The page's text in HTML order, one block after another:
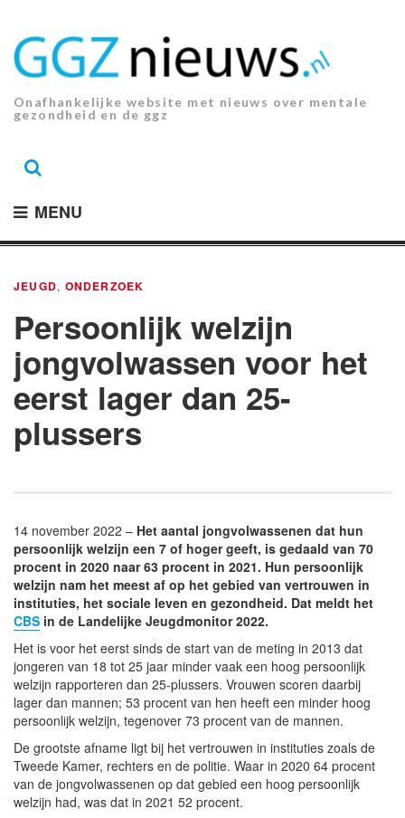
inhoud.
Onafhankelijke website met nieuws over mentale
gezondheid en de ggz
MENU
JEUGD, ONDERZOEK
Persoonlijk welzijn
jongvolwassen voor het
eerst lager dan 25-
plussers
14 november 2022 – Het aantal jongvolwassenen dat hun
persoonlijk welzijn een 7 of hoger geeft, is gedaald van 70
procent in 2020 naar 63 procent in 2021. Hun persoonlijk
welzijn nam het meest af op het gebied van vertrouwen in
instituties, het sociale leven en gezondheid. Dat meldt het
CBS in de Landelijke Jeugdmonitor 2022.
Het is voor het eerst sinds de start van de meting in 2013 dat
jongeren van 18 tot 25 jaar minder vaak een hoog persoonlijk
welzijn rapporteren dan 25-plussers. Vrouwen scoren daarbij
lager dan mannen; 53 procent van hen heeft een minder hoog
persoonlijk welzijn, tegenover 73 procent van de mannen.
De grootste afname ligt bij het vertrouwen in instituties zoals de
Tweede Kamer, rechters en de politie. Waar in 2020 64 procent
van de jongvolwassenen op dat gebied een hoog persoonlijk
welzijn had, was dat in 2021 52 procent.